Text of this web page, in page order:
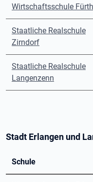
Wirtschaftsschule Fürth
Staatliche Realschule
Zirndorf
Staatliche Realschule
Langenzenn
Stadt Erlangen und
Schule